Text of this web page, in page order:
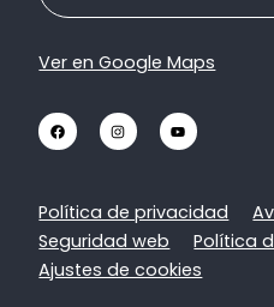
Ver en Google Maps
Política de privacidad
Seguridad web
Política
Ajustes de cookies